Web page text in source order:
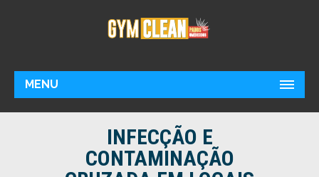
MENU
INFECÇÃO E
CONTAMINAÇÃO